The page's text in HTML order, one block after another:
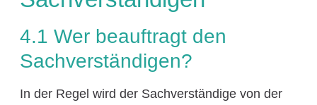
4.1 Wer beauftragt den
Sachverständigen?
In der Regel wird der Sachverständige von der